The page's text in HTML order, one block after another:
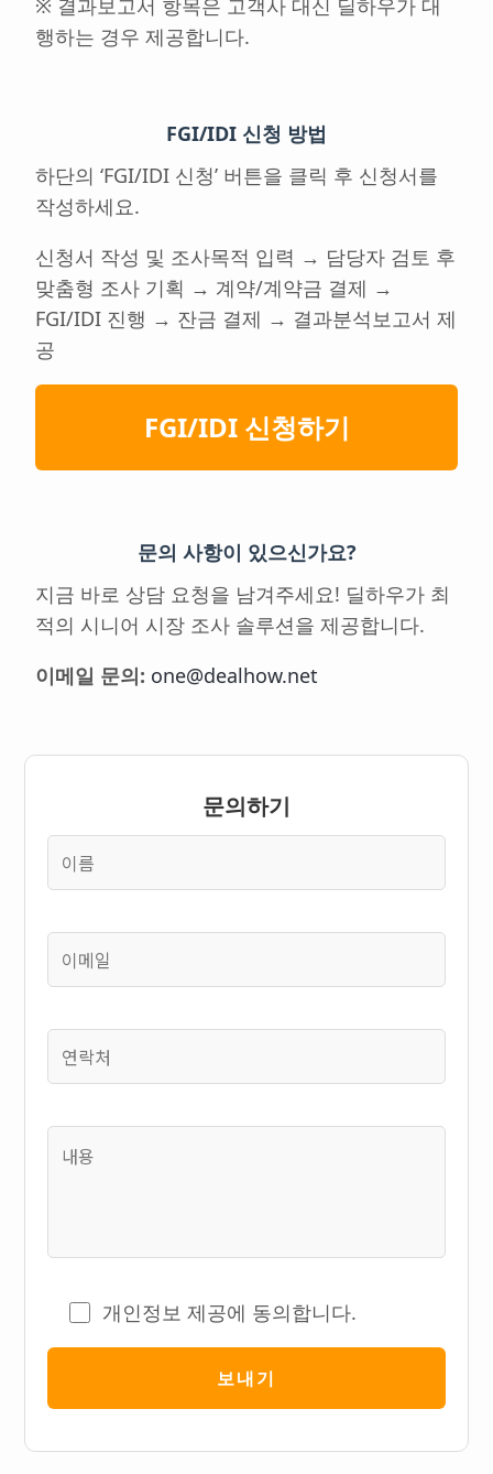
※ 결과보고서 항목은 고객사 대신 딜하우가 대
행하는 경우 제공합니다.
FGI/IDI 신청 방법
하단의 ‘FGI/IDI 신청’ 버튼을 클릭 후 신청서를
작성하세요.
신청서 작성 및 조사목적 입력 → 담당자 검토 후
맞춤형 조사 기획 → 계약/계약금 결제 →
FGI/IDI 진행 → 잔금 결제 → 결과분석보고서 제
공
FGI/IDI 신청하기
문의 사항이 있으신가요?
지금 바로 상담 요청을 남겨주세요! 딜하우가 최
적의 시니어 시장 조사 솔루션을 제공합니다.
이메일 문의: one@dealhow.net
문의하기
개인정보 제공에 동의합니다.